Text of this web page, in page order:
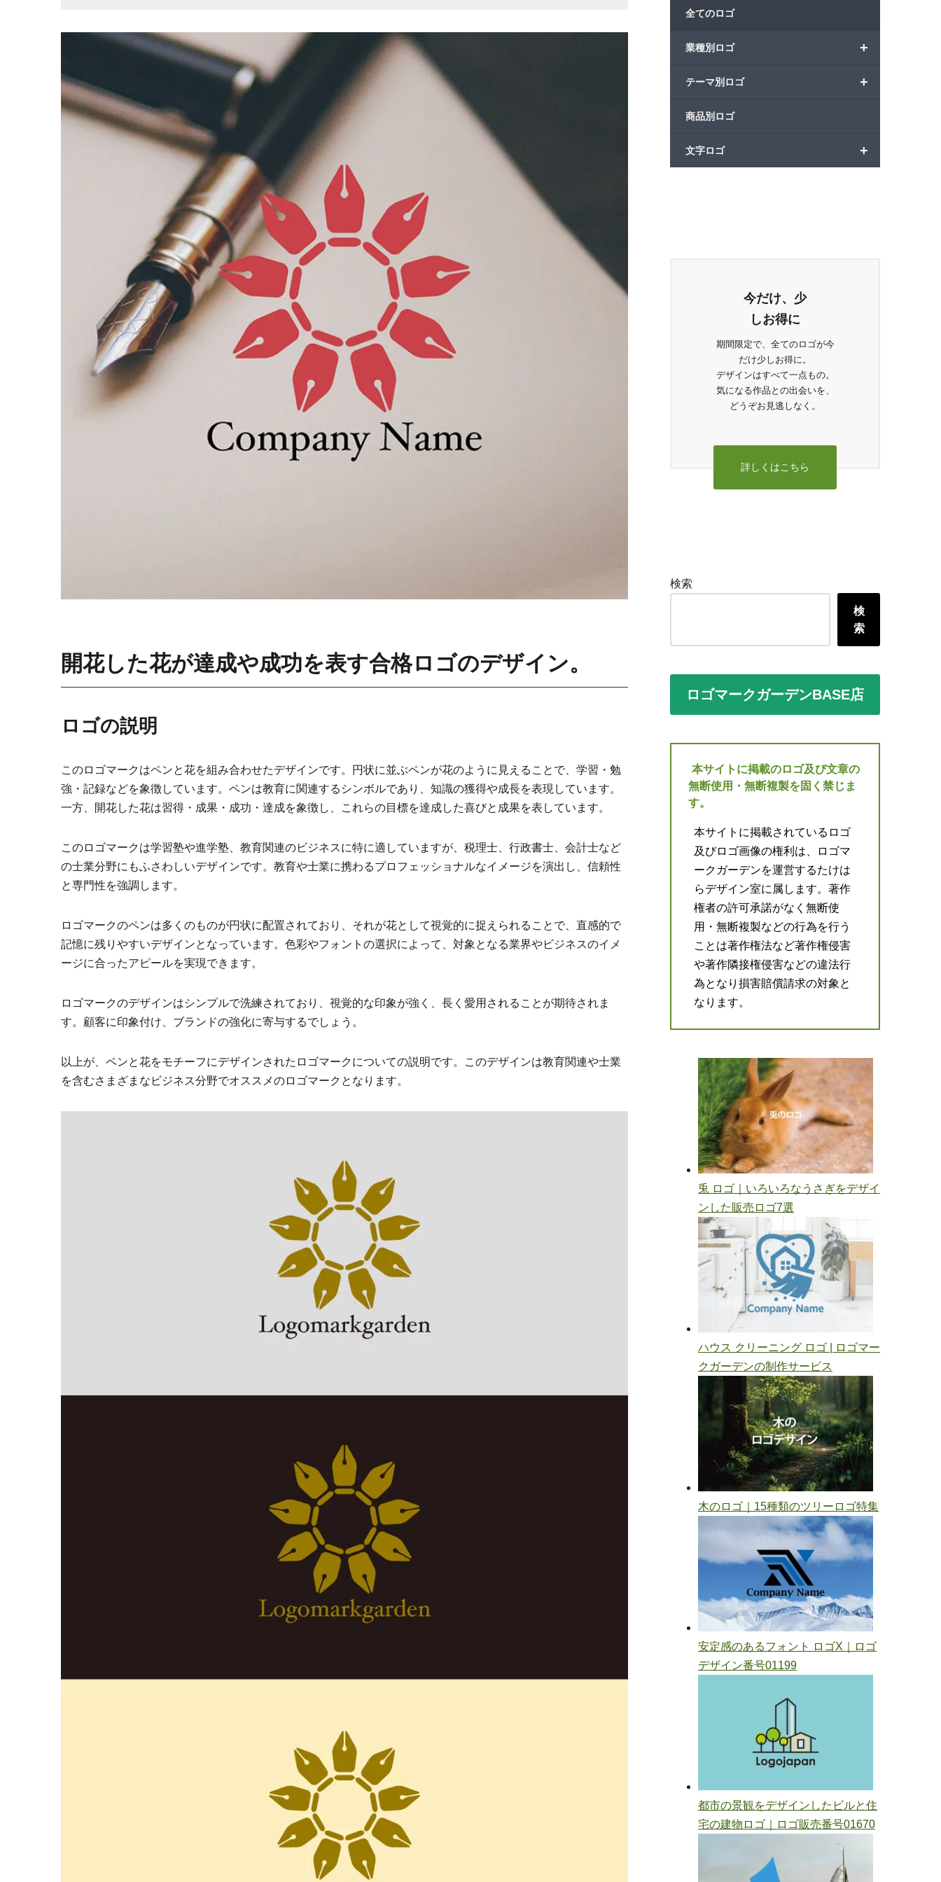
開花した花が達成や成功を表す合格ロゴのデザイン。
ロゴの説明
このロゴマークはペンと花を組み合わせたデザインです。円状に並ぶペンが花のように見えることで、学習・勉
強・記録などを象徴しています。ペンは教育に関連するシンボルであり、知識の獲得や成長を表現しています。
一方、開花した花は習得・成果・成功・達成を象徴し、これらの目標を達成した喜びと成果を表しています。
このロゴマークは学習塾や進学塾、教育関連のビジネスに特に適していますが、税理士、行政書士、会計士など
の士業分野にもふさわしいデザインです。教育や士業に携わるプロフェッショナルなイメージを演出し、信頼性
と専門性を強調します。
ロゴマークのペンは多くのものが円状に配置されており、それが花として視覚的に捉えられることで、直感的で
記憶に残りやすいデザインとなっています。色彩やフォントの選択によって、対象となる業界やビジネスのイメ
ージに合ったアピールを実現できます。
ロゴマークのデザインはシンプルで洗練されており、視覚的な印象が強く、長く愛用されることが期待されま
す。顧客に印象付け、ブランドの強化に寄与するでしょう。
以上が、ペンと花をモチーフにデザインされたロゴマークについての説明です。このデザインは教育関連や士業
を含むさまざまなビジネス分野でオススメのロゴマークとなります。
全てのロゴ
+
業種別ロゴ
+
テーマ別ロゴ
商品別ロゴ
+
文字ロゴ
今だけ、少
しお得に
期間限定で、全てのロゴが今
だけ少しお得に。
デザインはすべて一点もの。
気になる作品との出会いを、
どうぞお見逃しなく。
詳しくはこちら
検索
検
索
ロゴマークガーデンBASE店
本サイトに掲載のロゴ及び文章の
無断使用・無断複製を固く禁じま
す。
本サイトに掲載されているロゴ
及びロゴ画像の権利は、ロゴマ
ークガーデンを運営するたけは
らデザイン室に属します。著作
権者の許可承諾がなく無断使
用・無断複製などの行為を行う
ことは著作権法など著作権侵害
や著作隣接権侵害などの違法行
為となり損害賠償請求の対象と
なります。